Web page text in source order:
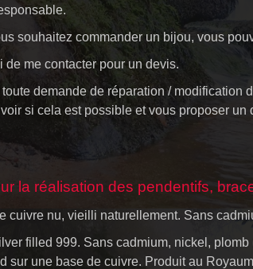
souhaitez commander un bijou, vous
de me contacter pour un devis.
toute demande de réparation / modification
si cela est possible et vous proposer un
la réalisation des pendentifs,
cuivre nu, vieilli naturellement. Sans
filled 999. Sans cadmium, nickel,
sur une base de cuivre. Produit au